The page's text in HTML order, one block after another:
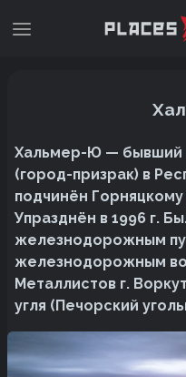
Хальмер-Ю — бывший
(город-призрак) в
подчинён
Упразднён в 1996 г.
железнодорожным
железнодорожным
Металлистов г.
угля (Печорский